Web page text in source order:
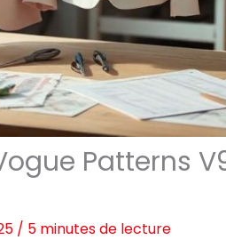
Patterns
/ 5 minutes de lecture